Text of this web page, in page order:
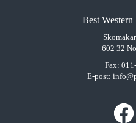
Best Western
602 32
Fax:
E-post: